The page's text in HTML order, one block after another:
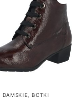
DAMSKIE, BOTKI